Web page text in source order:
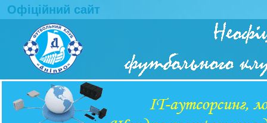
Офіційний сайт